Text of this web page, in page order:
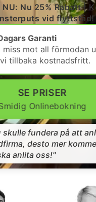
NU: Nu 25% Rabatt |
vid flyttstäd!
Garanti
miss mot all förmodan
tillbaka kostnadsfritt.
SE PRISER
Onlinebokning
skulle fundera på att
desto mer
anlita oss!"